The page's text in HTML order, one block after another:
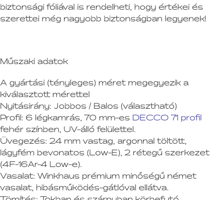
biztonsági fóliával is rendelheti, hogy értékei és
szerettei még nagyobb biztonságban legyenek!
Műszaki adatok
A gyártási (tényleges) méret megegyezik a
kiválasztott mérettel
Nyitásirány: Jobbos / Balos (választható)
Profil: 6 légkamrás, 70 mm-es DECCO 71 profil
fehér színben, UV-álló felülettel.
Üvegezés: 24 mm vastag, argonnal töltött,
lágyfém bevonatos (Low-E), 2 rétegű szerkezet
(4F-16Ar-4 Low-e).
Vasalat: Winkhaus prémium minőségű német
vasalat, hibásműködés-gátlóval ellátva.